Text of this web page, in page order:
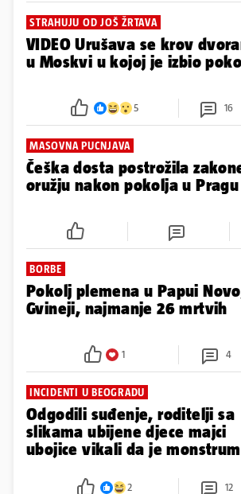
STRAHUJU OD JOŠ ŽRTAVA
VIDEO Urušava se krov
u Moskvi u kojoj je izbio
5 16
MASOVNA PUCNJAVA
Češka dosta postrožila
oružju nakon pokolja u Pragu
BORBE
Pokolj plemena u Papui
Gvineji, najmanje 26 mrtvih
1 4
INCIDENTI U BEOGRADU
Odgodili suđenje, roditelji sa
slikama ubijene djece majci
ubojice vikali da je monstrum
2 12